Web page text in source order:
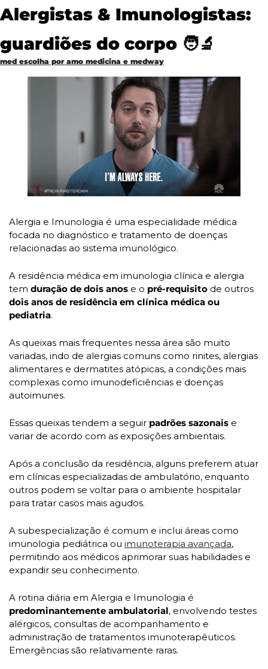
Alergistas & Imunologistas:
guardiões do corpo 🧑‍🔬
med escolha por amo medicina e medway
Alergia e Imunologia é uma especialidade médica
focada no diagnóstico e tratamento de doenças
relacionadas ao sistema imunológico.
A residência médica em imunologia clínica e alergia
tem duração de dois anos e o pré-requisito
dois anos de residência em clínica médica ou
pediatria.
As queixas mais frequentes nessa área são muito
variadas, indo de alergias comuns como rinites, alergias
alimentares e dermatites atópicas, a condições mais
complexas como imunodeficiências e doenças
autoimunes.
Essas queixas tendem a seguir padrões sazonais e
variar de acordo com as exposições ambientais.
Após a conclusão da residência, alguns preferem atuar
em clínicas especializadas de ambulatório, enquanto
outros podem se voltar para o ambiente hospitalar
para tratar casos mais agudos.
A subespecialização é comum e inclui áreas como
imunologia pediátrica ou imunoterapia avançada,
permitindo aos médicos aprimorar suas habilidades e
expandir seu conhecimento.
predominantemente ambulatorial, envolvendo testes
alérgicos, consultas de acompanhamento e
administração de tratamentos imunoterapêuticos.
Emergências são relativamente raras.